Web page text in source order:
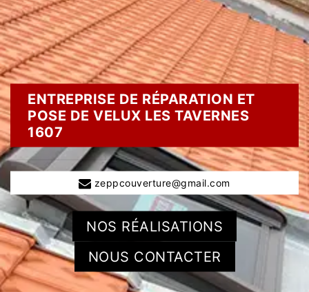
ENTREPRISE DE RÉPARATION ET
POSE DE VELUX LES TAVERNES
1607
zeppcouverture@gmail.com
NOS RÉALISATIONS
NOUS CONTACTER